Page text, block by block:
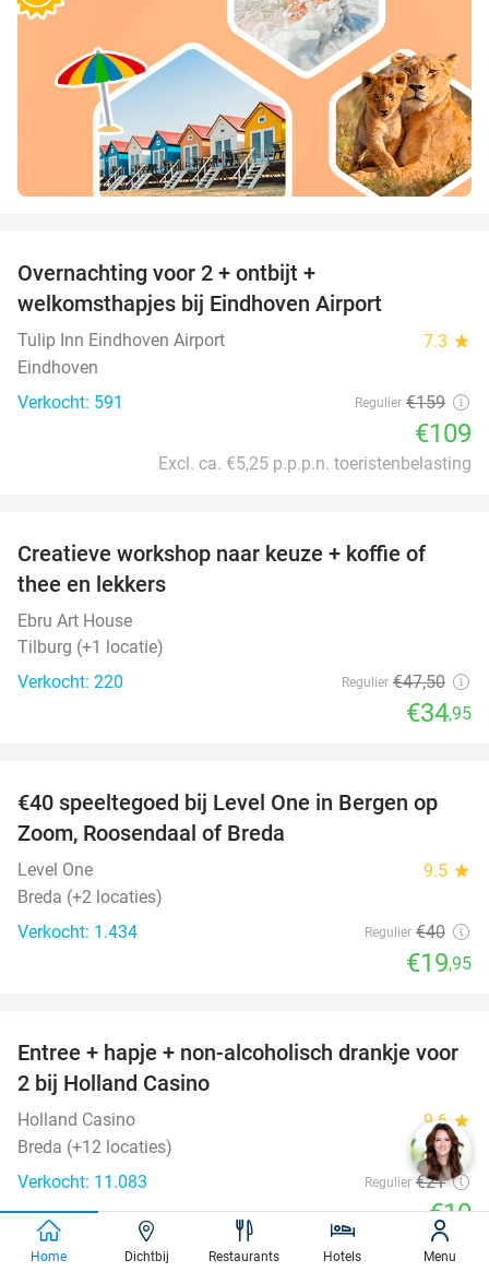
Overnachting voor 2 + ontbijt +
welkomsthapjes bij Eindhoven Airport
Tulip Inn Eindhoven Airport 7.3 star
Eindhoven
Verkocht: 591
Regulier €159
€109
Excl. ca. €5,25 p.p.p.n. toeristenbelasting
26%
Creatieve workshop naar keuze + koffie of
thee en lekkers
Ebru Art House
Tilburg (+1 locatie)
Verkocht: 220
Regulier €47,50
€34,95
50%
€40 speeltegoed bij Level One in Bergen op
Zoom, Roosendaal of Breda
Level One 9.5 star
Breda (+2 locaties)
Verkocht: 1.434
Regulier €40
€19,95
52%
Entree + hapje + non-alcoholisch drankje voor
2 bij Holland Casino
Holland Casino 9.6 star
Breda (+12 locaties)
Verkocht: 11.083
Regulier €21
€10
favorite_border
Home Dichtbij Restaurants Hotels Menu